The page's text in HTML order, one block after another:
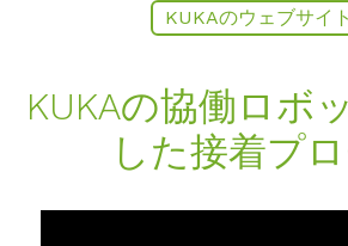
KUKAのウェブサイ
KUKAの協働ロボ
した接着プ